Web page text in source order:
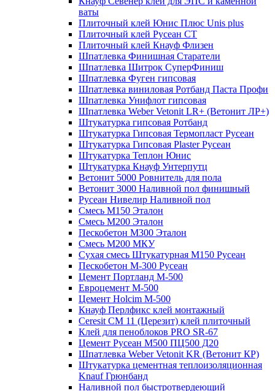
ваты
Плиточный клей Юнис Плюс Unis plus
Плиточный клей Русеан СТ
Плиточный клей Кнауф Флизен
Шпатлевка Финишная Старатели
Шпатлевка Шитрок СуперФиниш
Шпатлевка Фуген гипсовая
Шпатлевка виниловая Ротбанд Паста Профи
Шпатлевка Унифлот гипсовая
Шпатлевка Weber Vetonit LR+ (Ветонит ЛР+)
Штукатурка гипсовая Ротбанд
Штукатурка Гипсовая Термопласт Русеан
Штукатурка Гипсовая Plaster Русеан
Штукатурка Теплон Юнис
Штукатурка Кнауф Унтерпутц
Ветонит 5000 Ровнитель для пола
Ветонит 3000 Наливной пол финишный
Русеан Нивелир Наливной пол
Смесь М150 Эталон
Смесь М200 Эталон
Пескобетон М300 Эталон
Смесь М200 МКУ
Сухая смесь Штукатурная М150 Русеан
Пескобетон М-300 Русеан
Цемент Портланд М-500
Евроцемент М-500
Цемент Holcim М-500
Кнауф Перлфикс клей монтажный
Сeresit СМ 11 (Церезит) клей плиточный
Клей для пеноблоков PRO SR-67
Цемент Русеан М500 ПЦ500 Д20
Шпатлевка Weber Vetonit KR (Ветонит КР)
Штукатурка цементная теплоизоляционная
Knauf Грюнбанд
Наливной пол быстротвердеющий